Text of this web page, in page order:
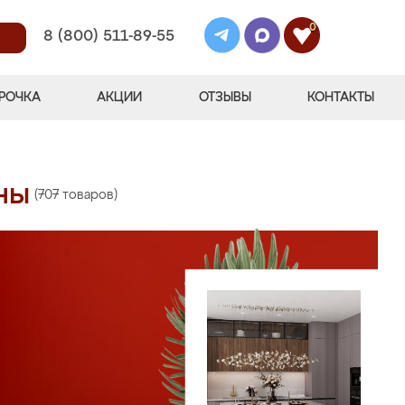
8 (800) 511-89-55
0
АКЦИИ ОТЗЫВЫ КОНТАКТЫ
(707 товаров)